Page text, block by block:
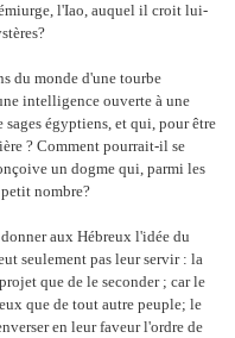
l'Iao, auquel il croit lui-
monde d'une tourbe
intelligence ouverte à une
égyptiens, et qui, pour être
? Comment pourrait-il se
un dogme qui, parmi les
nombre?
aux Hébreux l'idée du
seulement pas leur servir : la
que de le seconder ; car le
que de tout autre peuple; le
en leur faveur l'ordre de